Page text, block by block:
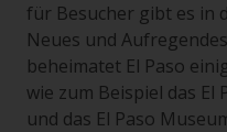
für Besucher gibt es in
Neues und
beheimatet El Paso
wie zum Beispiel das El
und das El Paso